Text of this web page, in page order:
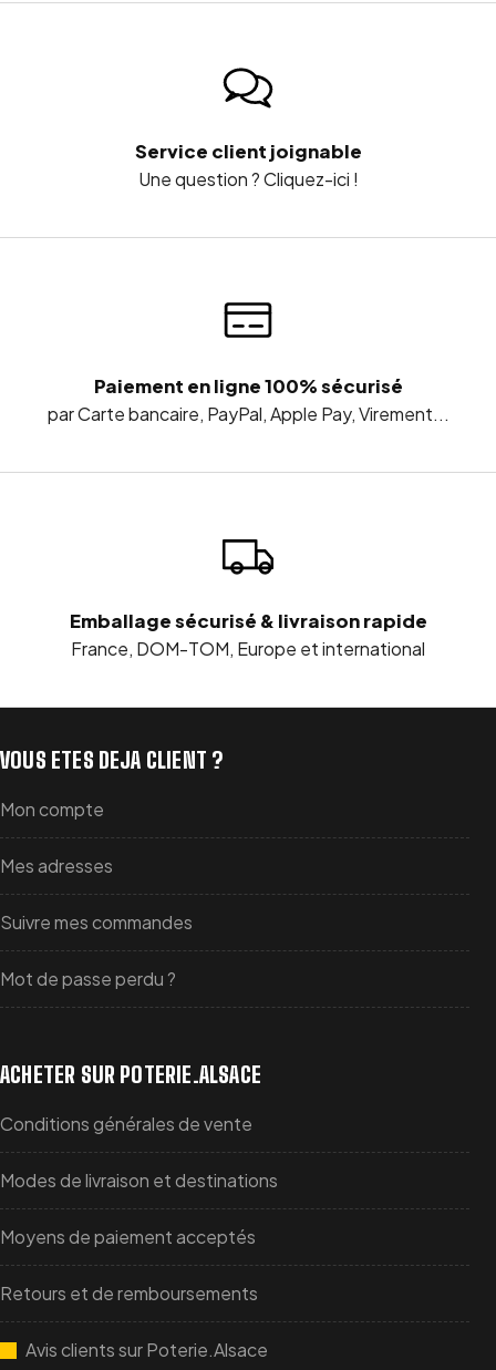
Service client joignable
Une question ? Cliquez-ici !
Paiement en ligne 100% sécurisé
par Carte bancaire, PayPal, Apple Pay, Virement...
Emballage sécurisé & livraison rapide
France, DOM-TOM, Europe et international
VOUS ETES DEJA CLIENT ?
Mon compte
Mes adresses
Suivre mes commandes
Mot de passe perdu ?
ACHETER SUR POTERIE.ALSACE
Conditions générales de vente
Modes de livraison et destinations
Moyens de paiement acceptés
Retours et de remboursements
Avis clients sur Poterie.Alsace